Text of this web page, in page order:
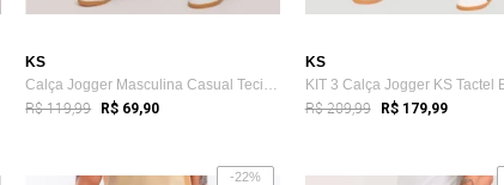
KS
Calça Jogger Masculina Casual Tecido Tac...
R$ 119,99 R$ 69,90
KS
R$ 209,99 R$ 179,99
-22%